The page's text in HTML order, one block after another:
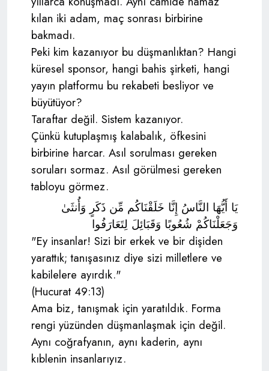
kılan iki adam, maç sonrası birbirine
bakmadı.
Peki kim kazanıyor bu düşmanlıktan? Hangi
küresel sponsor, hangi bahis şirketi, hangi
yayın platformu bu rekabeti besliyor ve
büyütüyor?
Taraftar değil. Sistem kazanıyor.
Çünkü kutuplaşmış kalabalık, öfkesini
birbirine harcar. Asıl sorulması gereken
soruları sormaz. Asıl görülmesi gereken
tabloyu görmez.
يَا أَيُّهَا النَّاسُ إِنَّا خَلَقْنَاكُم مِّن ذَكَرٍ وَأُنثَىٰ
وَجَعَلْنَاكُمْ شُعُوبًا وَقَبَائِلَ لِتَعَارَفُوا
"Ey insanlar! Sizi bir erkek ve bir dişiden
yarattık; tanışasınız diye sizi milletlere ve
kabilelere ayırdık."
(Hucurat 49:13)
Ama biz, tanışmak için yaratıldık. Forma
rengi yüzünden düşmanlaşmak için değil.
Aynı coğrafyanın, aynı kaderin, aynı
kıblenin insanlarıyız.